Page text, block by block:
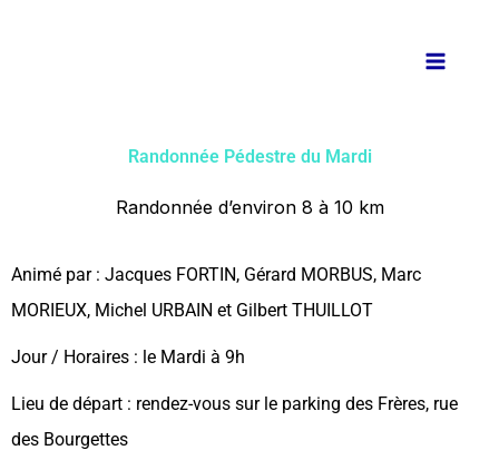
Randonnée Pédestre du Mardi
Randonnée d’environ 8 à 10 km
Animé par : Jacques FORTIN, Gérard MORBUS, Marc
MORIEUX, Michel URBAIN et Gilbert THUILLOT
Jour / Horaires : le Mardi à 9h
Lieu de départ : rendez-vous sur le parking des Frères, rue
des Bourgettes